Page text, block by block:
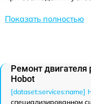
Показать полностью
Ремонт двигателя
Hobot
[dataset:services:name]
специализированном